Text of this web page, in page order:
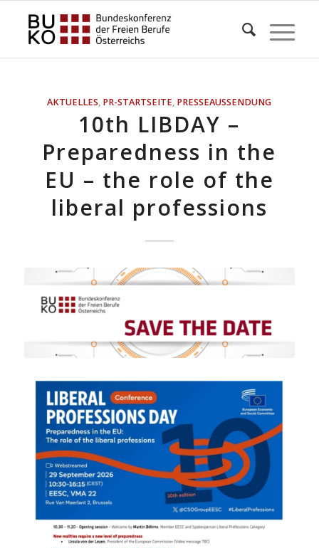
AKTUELLES, PR-STARTSEITE, PRESSEAUSSENDUNG
10th LIBDAY –
Preparedness in the
EU – the role of the
liberal professions